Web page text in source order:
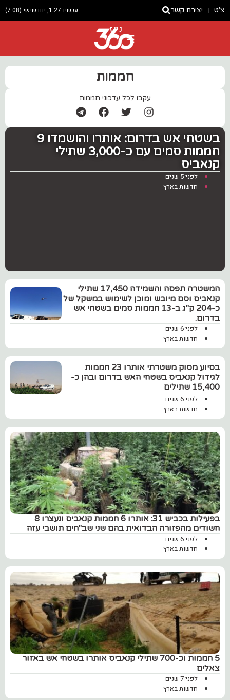
צ'ט יצירת קשר עכשיו 1:27, יום שישי (7.08)
ניוז
חממות
עקבו לכל עדכוני חממות
בשטחי אש בדרום: אותרו והושמדו 9
חממות סמים עם כ-3,000 שתילי
קנאביס
לפני 5 שנים
חדשות בארץ
המשטרה תפסה והשמידה 17,450 שתילי
קנאביס וסם מיובש ומוכן לשימוש במשקל של
כ-204 ק"ג ב-13 חממות סמים בשטחי אש
בדרום.
לפני 6 שנים
חדשות בארץ
בסיוע מסוק משטרתי אותרו 23 חממות
לגידול קנאביס בשטחי האש בדרום ובהן כ-
15,400 שתילים
לפני 6 שנים
חדשות בארץ
בפעילות בכביש 31: אותרו 6 חממות קנאביס ונעצרו 8
חשודים מהפזורה הבדואית בהם שני שב"חים תושבי עזה
לפני 6 שנים
חדשות בארץ
5 חממות וכ-700 שתילי קנאביס אותרו בשטחי אש באזור
צאלים
לפני 7 שנים
חדשות בארץ